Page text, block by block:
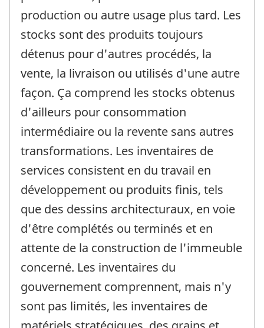
production ou autre usage plus tard. Les
stocks sont des produits toujours
détenus pour d'autres procédés, la
vente, la livraison ou utilisés d'une autre
façon. Ça comprend les stocks obtenus
d'ailleurs pour consommation
intermédiaire ou la revente sans autres
transformations. Les inventaires de
services consistent en du travail en
développement ou produits finis, tels
que des dessins architecturaux, en voie
d'être complétés ou terminés et en
attente de la construction de l'immeuble
concerné. Les inventaires du
gouvernement comprennent, mais n'y
sont pas limités, les inventaires de